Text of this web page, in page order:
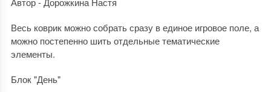
Весь коврик можно собрать сразу в единое игровое поле, а
можно постепенно шить отдельные тематические
элементы.
Блок "День"